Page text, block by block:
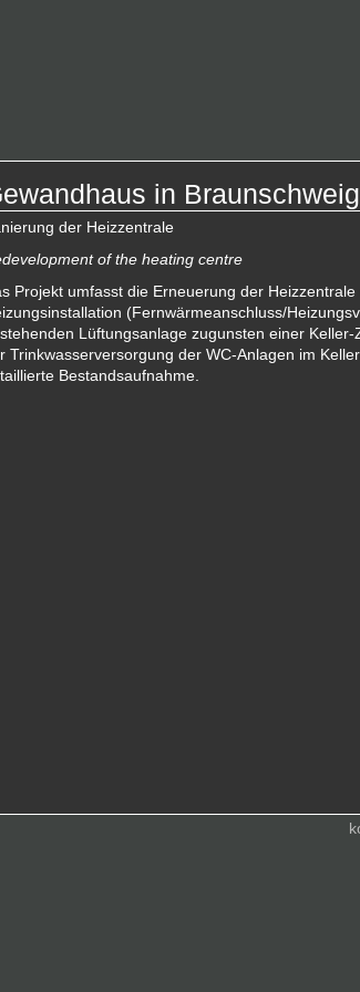
in Braunschweig
der Heizzentrale
of the heating centre
Projekt umfasst die Erneuerung der
(Fernwärmeanschluss/
Lüftungsanlage zugunsten einer
Trinkwasserversorgung der WC‐Anlagen im
Bestandsaufnahme.